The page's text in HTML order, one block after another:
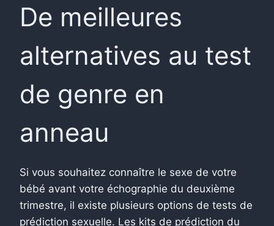
De meilleures
alternatives au test
de genre en
anneau
Si vous souhaitez connaître le sexe de votre
bébé avant votre échographie du deuxième
trimestre, il existe plusieurs options de tests de
prédiction sexuelle. Les kits de prédiction du